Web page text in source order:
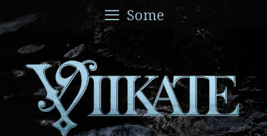
sisältöön
Some